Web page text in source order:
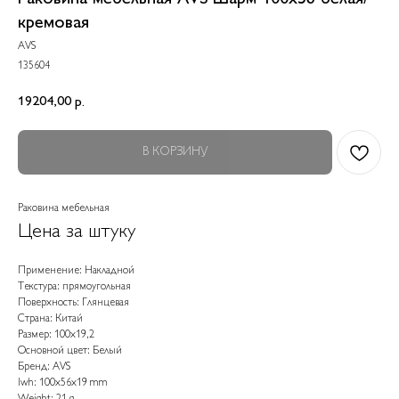
кремовая
AVS
135604
19204,00 р.
В КОРЗИНУ
Раковина мебельная
Цена за штуку
Применение: Накладной
Текстура: прямоугольная
Поверхность: Глянцевая
Страна: Китай
Размер: 100x19,2
Основной цвет: Белый
Бренд: AVS
lwh: 100x56x19 mm